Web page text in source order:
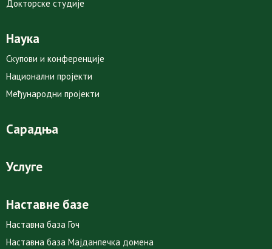
Докторске студије
Наука
Скупови и конференције
Национални пројекти
Међународни пројекти
Сарадња
Услуге
Наставне базе
Наставна база Гоч
Наставна база Мајданпечка домена